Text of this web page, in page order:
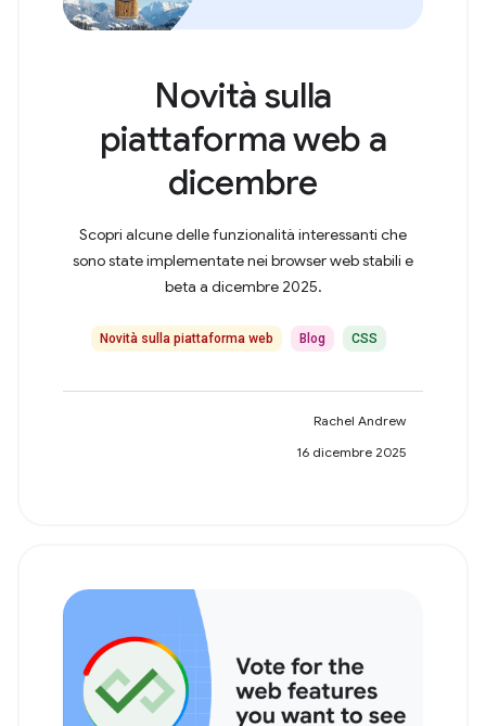
Novità sulla
piattaforma web a
dicembre
Scopri alcune delle funzionalità interessanti che
sono state implementate nei browser web stabili e
beta a dicembre 2025.
Novità sulla piattaforma web Blog CSS
Rachel Andrew
16 dicembre 2025